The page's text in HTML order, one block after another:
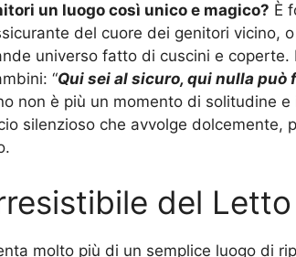
un luogo così unico e magico? È
del cuore dei genitori vicino,
universo fatto di cuscini e coperte.
“Qui sei al sicuro, qui nulla può
non è più un momento di solitudine
silenzioso che avvolge dolcemente,
del
molto più di un semplice luogo di